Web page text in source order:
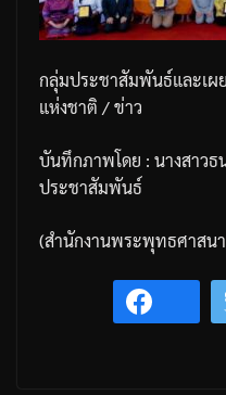
กลุ่มประชาสัมพันธ์และเผ
แห่งชาติ /ข่าว
บันทึกภาพโดย : นางสาว
ประชาสัมพันธ์
(สำนักงานพระพุทธศาสน